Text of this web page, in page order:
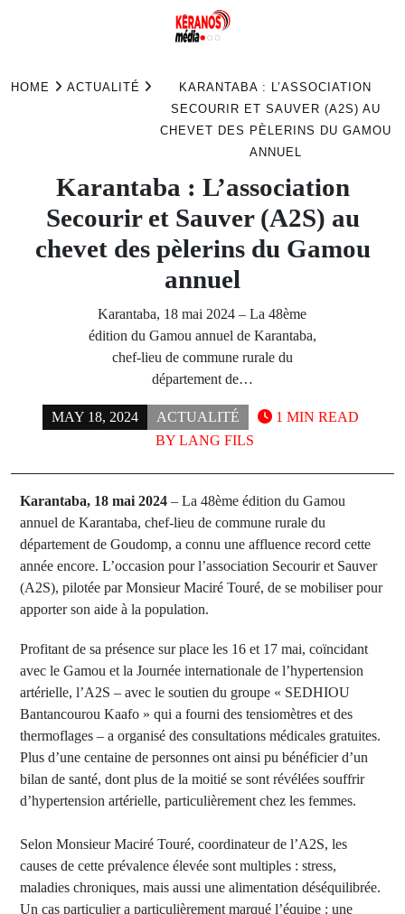
HOME ACTUALITÉ
KARANTABA : L’ASSOCIATION
SECOURIR ET SAUVER (A2S) AU
CHEVET DES PÈLERINS DU GAMOU
ANNUEL
Karantaba : L’association
Secourir et Sauver (A2S) au
chevet des pèlerins du Gamou
annuel
Karantaba, 18 mai 2024 – La 48ème
édition du Gamou annuel de Karantaba,
chef-lieu de commune rurale du
département de…
MAY 18, 2024
ACTUALITÉ
BY LANG FILS
1 MIN READ
Karantaba, 18 mai 2024 – La 48ème édition du Gamou
annuel de Karantaba, chef-lieu de commune rurale du
département de Goudomp, a connu une affluence record cette
année encore. L’occasion pour l’association Secourir et Sauver
(A2S), pilotée par Monsieur Maciré Touré, de se mobiliser pour
apporter son aide à la population.
Profitant de sa présence sur place les 16 et 17 mai, coïncidant
avec le Gamou et la Journée internationale de l’hypertension
artérielle, l’A2S – avec le soutien du groupe « SEDHIOU
Bantancourou Kaafo » qui a fourni des tensiomètres et des
thermoflages – a organisé des consultations médicales gratuites.
Plus d’une centaine de personnes ont ainsi pu bénéficier d’un
bilan de santé, dont plus de la moitié se sont révélées souffrir
d’hypertension artérielle, particulièrement chez les femmes.
Selon Monsieur Maciré Touré, coordinateur de l’A2S, les
causes de cette prévalence élevée sont multiples : stress,
maladies chroniques, mais aussi une alimentation déséquilibrée.
Un cas particulier a particulièrement marqué l’équipe : une